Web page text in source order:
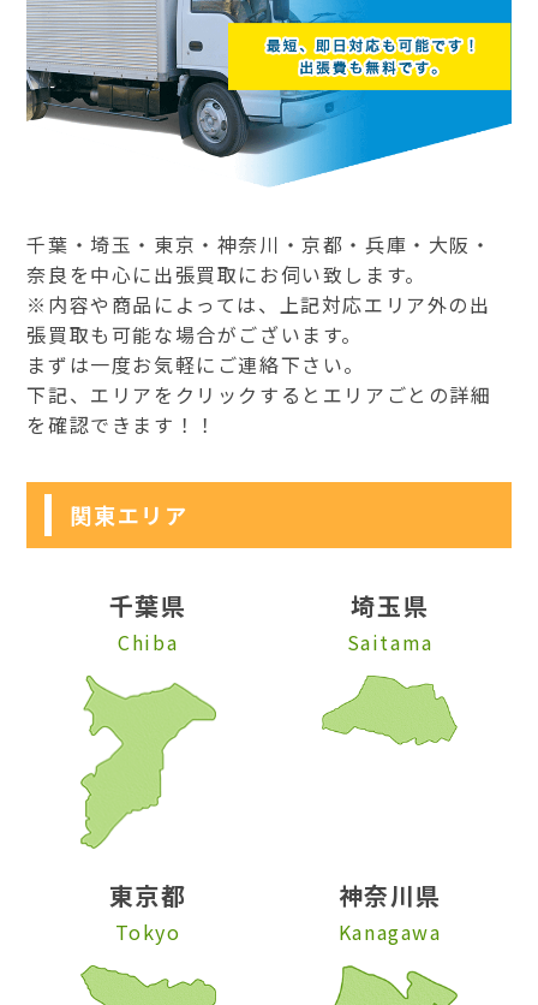
千葉・埼玉・東京・神奈川・京都・兵庫・大阪・
奈良を中心に出張買取にお伺い致します。
※内容や商品によっては、上記対応エリア外の出
張買取も可能な場合がございます。
まずは一度お気軽にご連絡下さい。
下記、エリアをクリックするとエリアごとの詳細
を確認できます！！
関東エリア
千葉県
Chiba
埼玉県
Saitama
東京都
Tokyo
神奈川県
Kanagawa